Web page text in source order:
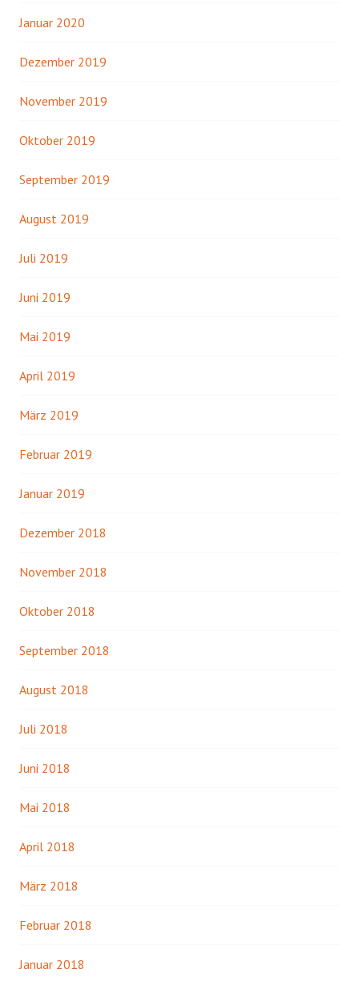
Januar 2020
Dezember 2019
November 2019
Oktober 2019
September 2019
August 2019
Juli 2019
Juni 2019
Mai 2019
April 2019
März 2019
Februar 2019
Januar 2019
Dezember 2018
November 2018
Oktober 2018
September 2018
August 2018
Juli 2018
Juni 2018
Mai 2018
April 2018
März 2018
Februar 2018
Januar 2018